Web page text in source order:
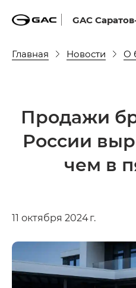
GAC
Главная Новости О
Продажи
России
чем в
11 октября 2024 г.